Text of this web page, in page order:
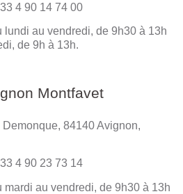
4 90 14 74 00
lundi au vendredi, de 9h30 à 13h
de 9h à 13h.
Montfavet
84140 Avignon,
4 90 23 73 14
mardi au vendredi, de 9h30 à 13h